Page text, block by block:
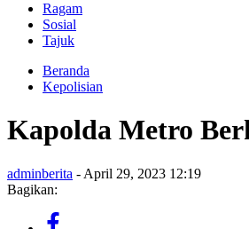
Ragam
Sosial
Tajuk
Beranda
Kepolisian
Kapolda Metro
adminberita - April 29, 2023 12:19
Bagikan: